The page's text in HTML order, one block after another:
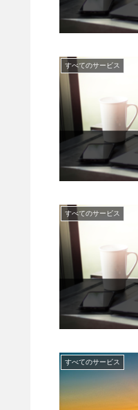
すべてのサービス
すべてのサービス
すべてのサービス